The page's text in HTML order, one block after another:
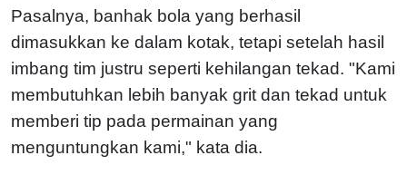
Pasalnya, banhak bola yang berhasil
dimasukkan ke dalam kotak, tetapi setelah hasil
imbang tim justru seperti kehilangan tekad. "Kami
membutuhkan lebih banyak grit dan tekad untuk
memberi tip pada permainan yang
menguntungkan kami," kata dia.